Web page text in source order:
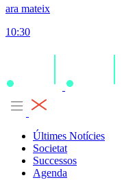
ara mateix
10:30
Últimes Notícies
Societat
Successos
Agenda